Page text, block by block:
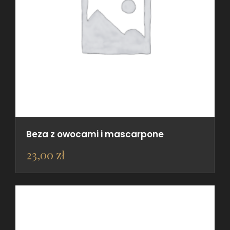
Beza z owocami i mascarpone
23,00 zł